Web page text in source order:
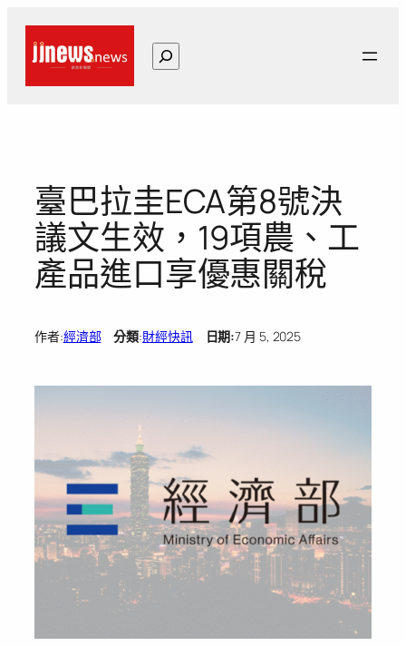
搜
尋
臺巴拉圭ECA第8號決
議文生效，19項農、工
產品進口享優惠關稅
作者:經濟部 分類:財經快訊 日期:7 月 5, 2025